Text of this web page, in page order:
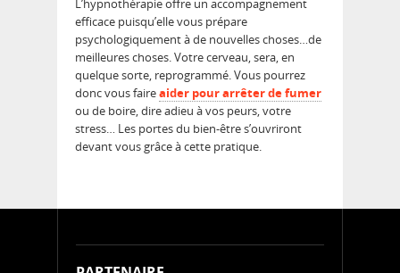
L’hypnothérapie offre un accompagnement
efficace puisqu’elle vous prépare
psychologiquement à de nouvelles choses…de
meilleures choses. Votre cerveau, sera, en
quelque sorte, reprogrammé. Vous pourrez
donc vous faireaider pour arrêter de fumer
ou de boire, dire adieu à vos peurs, votre
stress… Les portes du bien-être s’ouvriront
devant vous grâce à cette pratique.